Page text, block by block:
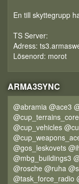
En till skyttegrupp
TS Server:
Adress:
Lösenord: morot
ARMA3SYNC
@abramia @ace3
@cup_vehicles
@gos_leskovets
@mbg_buildings3
@rosche @ruha
@task_force_radio